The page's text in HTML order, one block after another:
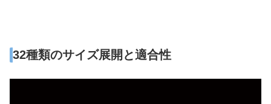
32種類のサイズ展開と適合性